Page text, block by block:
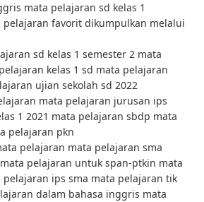
mata pelajaran sd kelas 1
favorit dikumpulkan melalui
sd kelas 1 semester 2 mata
kelas 1 sd mata pelajaran
ujian sekolah sd 2022
mata pelajaran jurusan ips
1 2021 mata pelajaran sbdp mata
pelajaran pkn
pelajaran mata pelajaran sma
pelajaran untuk span-ptkin mata
ips sma mata pelajaran tik
dalam bahasa inggris mata